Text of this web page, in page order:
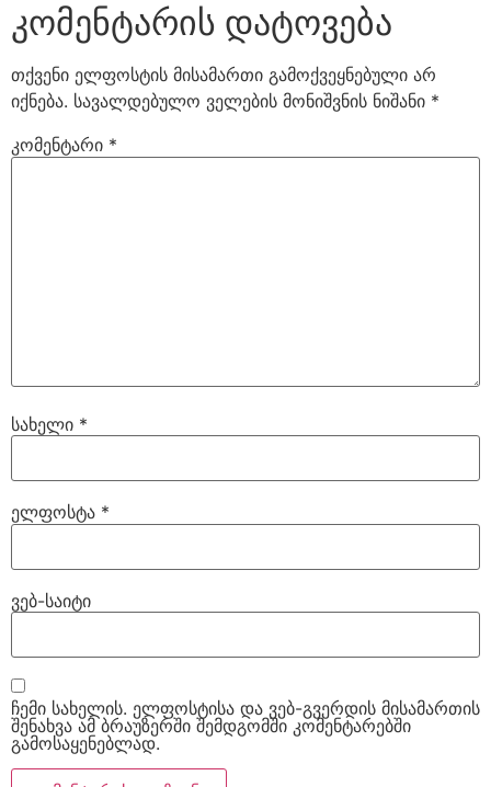
კომენტარის დატოვება
თქვენი ელფოსტის მისამართი გამოქვეყნებული არ
იქნება. სავალდებულო ველების მონიშვნის ნიშანი *
კომენტარი *
სახელი *
ელფოსტა *
ვებ-საიტი
ჩემი სახელის. ელფოსტისა და ვებ-გვერდის მისამართის
შენახვა ამ ბრაუზერში შემდგომში კომენტარებში
გამოსაყენებლად.